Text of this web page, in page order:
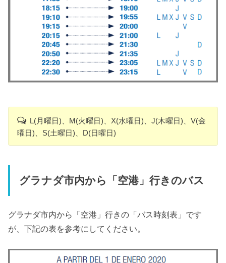
L(月曜日)、M(火曜日)、X(水曜日)、J(木曜日)、V(金
曜日)、S(土曜日)、D(日曜日)
グラナダ市内から「空港」行きのバス
グラナダ市内から「空港」行きの「バス時刻表」です
が、下記の表を参考にしてください。